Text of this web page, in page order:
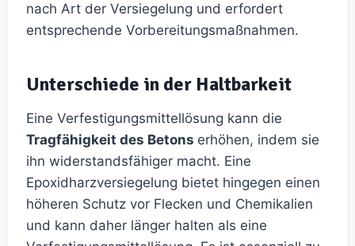
nach Art der Versiegelung und erfordert
entsprechende Vorbereitungsmaßnahmen.
Unterschiede in der Haltbarkeit
Eine Verfestigungsmittellösung kann die
Tragfähigkeit des Betons erhöhen, indem sie
ihn widerstandsfähiger macht. Eine
Epoxidharzversiegelung bietet hingegen einen
höheren Schutz vor Flecken und Chemikalien
und kann daher länger halten als eine